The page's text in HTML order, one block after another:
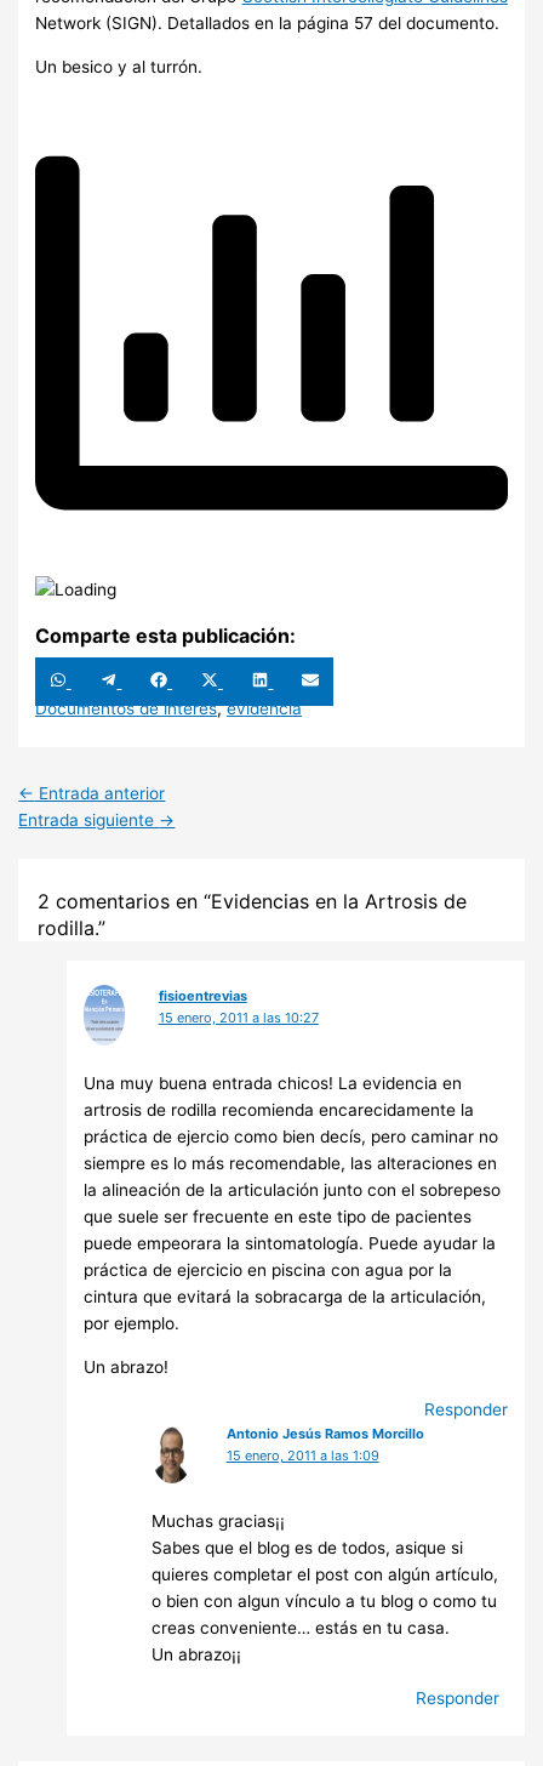
Network (SIGN). Detallados en la página 57 del documento.
Un besico y al turrón.
Comparte esta publicación:
Compartir
en
WhatsApp
Compartir
en
Telegram
Compartir
en
Facebook
Compartir
en
X
(Twitter)
Compartir
en
LinkedIn
Compartir
en
Email
Documentos de interés,evidencia
← Entrada anterior
Entrada siguiente →
2 comentarios en “Evidencias en la Artrosis de
rodilla.”
fisioentrevias
15 enero, 2011 a las 10:27
Una muy buena entrada chicos! La evidencia en
artrosis de rodilla recomienda encarecidamente la
práctica de ejercio como bien decís, pero caminar no
siempre es lo más recomendable, las alteraciones en
la alineación de la articulación junto con el sobrepeso
que suele ser frecuente en este tipo de pacientes
puede empeorara la sintomatología. Puede ayudar la
práctica de ejercicio en piscina con agua por la
cintura que evitará la sobracarga de la articulación,
por ejemplo.
Un abrazo!
Responder
Antonio Jesús Ramos Morcillo
15 enero, 2011 a las 1:09
Muchas gracias¡¡
Sabes que el blog es de todos, asique si
quieres completar el post con algún artículo,
o bien con algun vínculo a tu blog o como tu
creas conveniente… estás en tu casa.
Un abrazo¡¡
Responder